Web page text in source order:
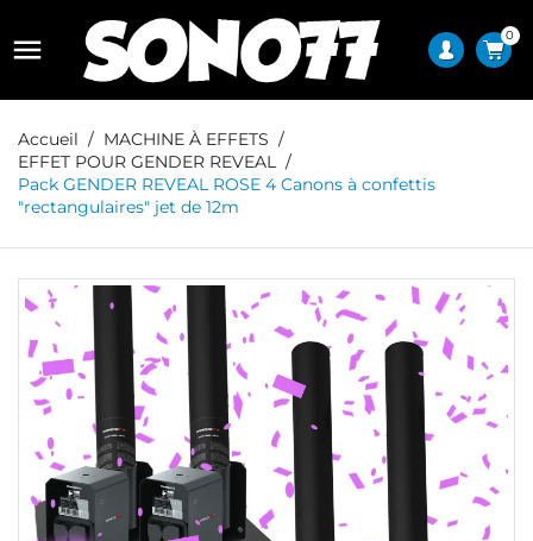
 0
Accueil
MACHINE À EFFETS
EFFET POUR GENDER REVEAL
Pack GENDER REVEAL ROSE 4 Canons à confettis
"rectangulaires" jet de 12m